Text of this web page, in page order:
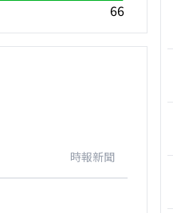
66
時報新聞